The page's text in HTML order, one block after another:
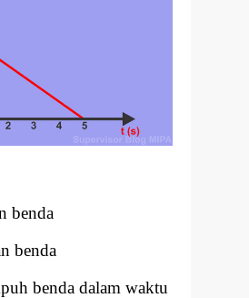
benda
benda
benda dalam waktu